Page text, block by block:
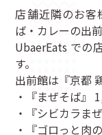
店舗近隣のお客
ば・カレーの出
UbaerEats での
す。
出前館は『京都
・『まぜそば』
・『シビカラま
・『ゴロっと肉